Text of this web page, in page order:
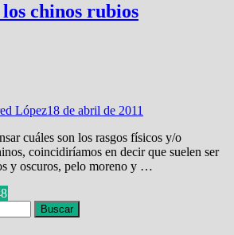
chinos rubios
López18 de abril de 2011
cuáles son los rasgos físicos y/o
coincidiríamos en decir que suelen ser
y oscuros, pelo moreno y …